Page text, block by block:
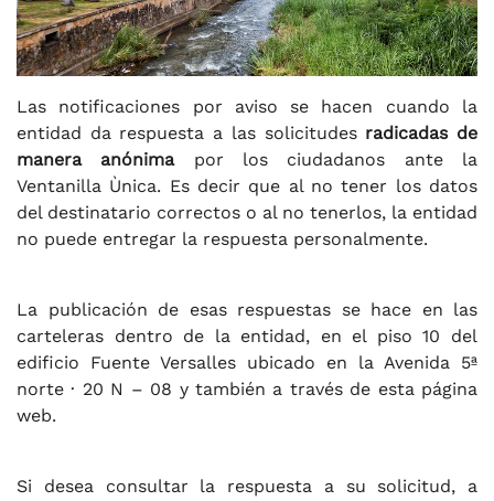
Las notificaciones por aviso se hacen cuando la
entidad da respuesta a las solicitudes radicadas de
manera anónimapor los ciudadanos ante la
Ventanilla Ùnica. Es decir que al no tener los datos
del destinatario correctos o al no tenerlos, la entidad
no puede entregar la respuesta personalmente.
La publicación de esas respuestas se hace en las
carteleras dentro de la entidad, en el piso 10 del
edificio Fuente Versalles ubicado en la Avenida 5ª
norte · 20 N – 08 y también a través de esta página
web.
Si desea consultar la respuesta a su solicitud, a